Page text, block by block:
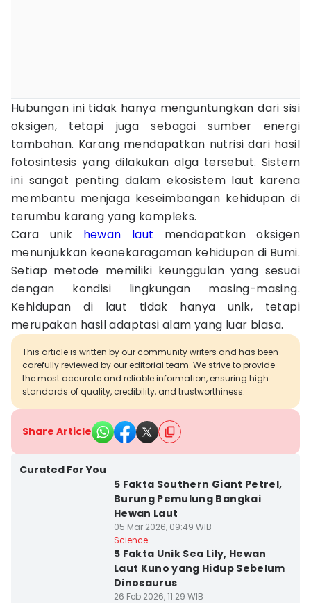
Hubungan ini tidak hanya menguntungkan dari sisi
oksigen, tetapi juga sebagai sumber energi
tambahan. Karang mendapatkan nutrisi dari hasil
fotosintesis yang dilakukan alga tersebut. Sistem
ini sangat penting dalam ekosistem laut karena
membantu menjaga keseimbangan kehidupan di
terumbu karang yang kompleks.
Cara unik hewan laut mendapatkan oksigen
menunjukkan keanekaragaman kehidupan di Bumi.
Setiap metode memiliki keunggulan yang sesuai
dengan kondisi lingkungan masing-masing.
Kehidupan di laut tidak hanya unik, tetapi
merupakan hasil adaptasi alam yang luar biasa.
This article is written by our community writers and has been
carefully reviewed by our editorial team. We strive to provide
the most accurate and reliable information, ensuring high
standards of quality, credibility, and trustworthiness.
Share Article
Curated For You
5 Fakta Southern Giant Petrel,
Burung Pemulung Bangkai
Hewan Laut
05 Mar 2026, 09:49 WIB
Science
5 Fakta Unik Sea Lily, Hewan
Laut Kuno yang Hidup Sebelum
Dinosaurus
26 Feb 2026, 11:29 WIB